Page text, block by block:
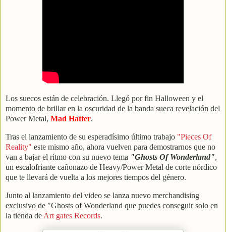
Los suecos están de celebración. Llegó por fin Halloween y el
momento de brillar en la oscuridad de la banda sueca revelación del
Power Metal, Mad Hatter.
Tras el lanzamiento de su esperadísimo último trabajo "Pieces Of
Reality" este mismo año, ahora vuelven para demostrarnos que no
van a bajar el rítmo con su nuevo tema "Ghosts Of Wonderland",
un escalofriante cañonazo de Heavy/Power Metal de corte nórdico
que te llevará de vuelta a los mejores tiempos del género.
Junto al lanzamiento del video se lanza nuevo merchandising
exclusivo de "Ghosts of Wonderland que puedes conseguir solo en
la tienda de Art gates Records.